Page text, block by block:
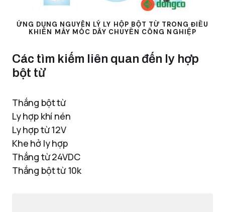
ỨNG DỤNG NGUYÊN LÝ LY HỘP BỘT TỪ TRONG ĐIỀU
KHIỂN MÁY MÓC DÂY CHUYỀN CÔNG NGHIỆP
Các tìm kiếm liên quan đến ly hợp
bột từ
Thắng bột từ
Ly hợp khí nén
Ly hợp từ 12V
Khe hở ly hợp
Thắng từ 24VDC
Thắng bột từ 10k